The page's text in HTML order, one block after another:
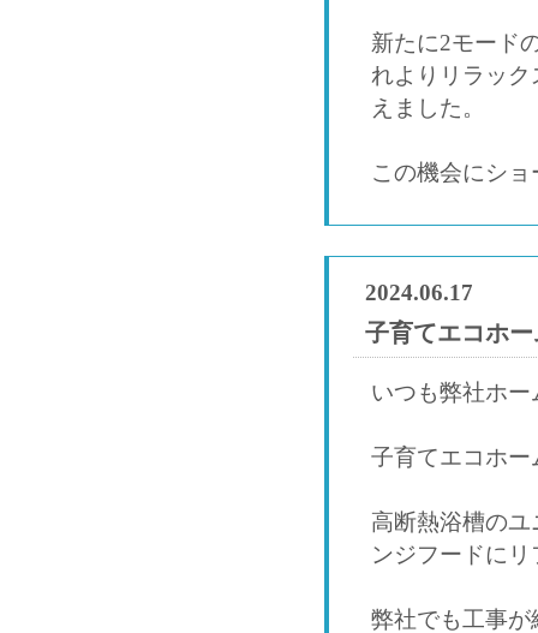
新たに2モード
れよりリラッ
えました。
この機会にシ
2024.06.17
子育てエコホ
いつも弊社ホ
子育てエコホ
高断熱浴槽の
ンジフードに
弊社でも工事